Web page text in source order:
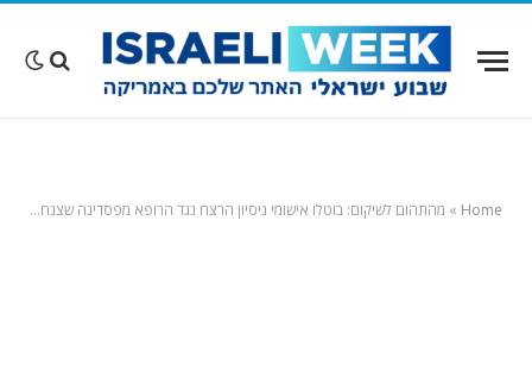
Home
» מהתהום לשיקום: בוטלו אישומי ניסיון הרצח נגד הרופא מפסדינה שצנח עם הטסלה ומשפחתו מהמצוק בקליפורניה